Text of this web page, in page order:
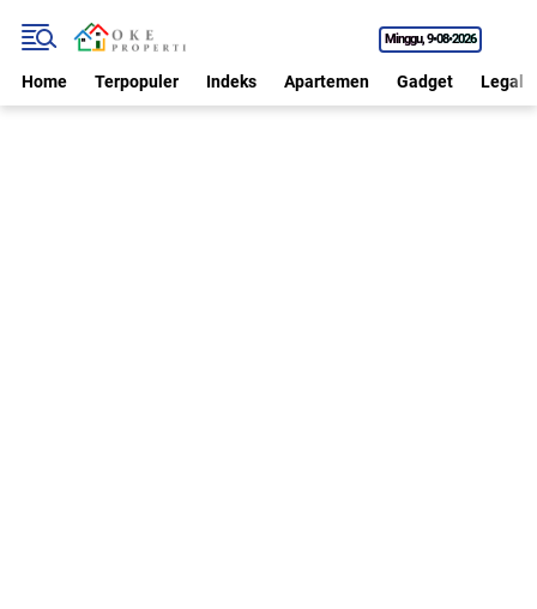
Minggu 9•08•2026
Home Terpopuler Indeks Apartemen Gadget Legal